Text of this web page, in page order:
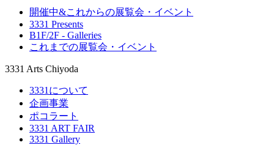
開催中&これからの展覧会・イベント
3331 Presents
B1F/2F - Galleries
これまでの展覧会・イベント
3331 Arts Chiyoda
3331について
企画事業
ポコラート
3331 ART FAIR
3331 Gallery